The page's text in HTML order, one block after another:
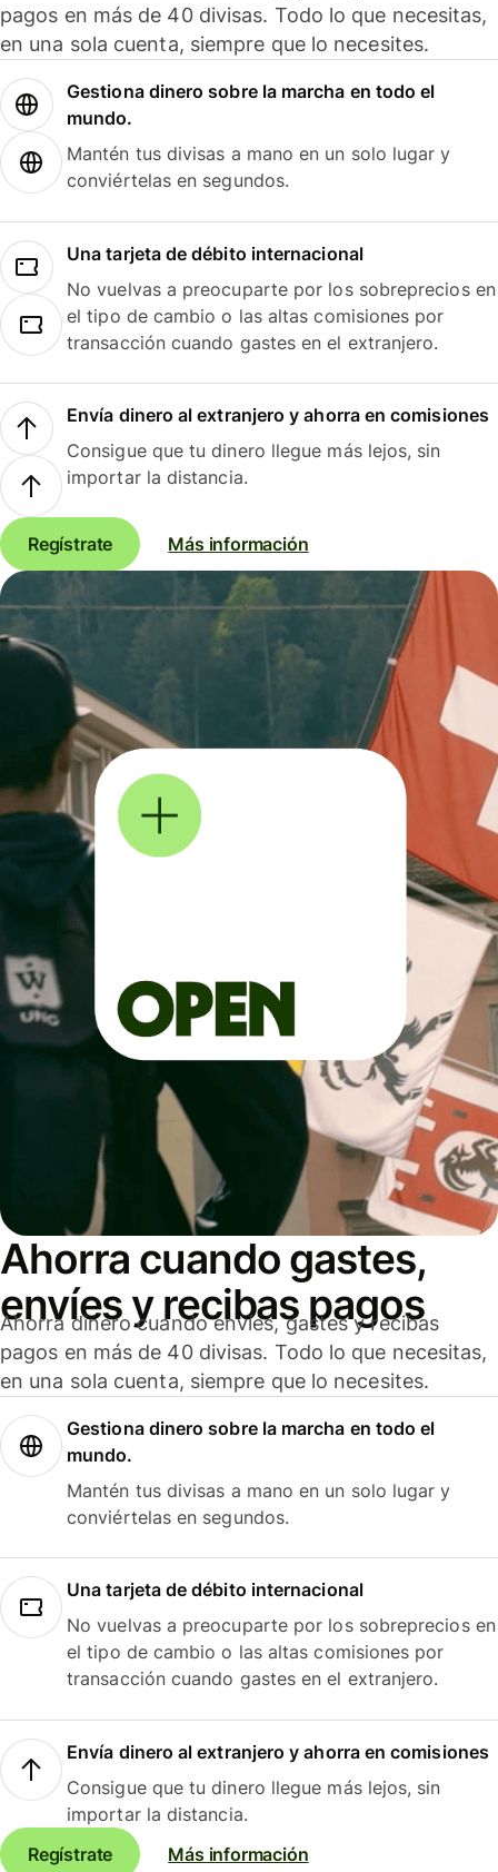
pagos en más de 40 divisas. Todo lo que necesitas,
en una sola cuenta, siempre que lo necesites.
Gestiona dinero sobre la marcha en todo el
mundo.
Mantén tus divisas a mano en un solo lugar y
conviértelas en segundos.
Una tarjeta de débito internacional
No vuelvas a preocuparte por los sobreprecios en
el tipo de cambio o las altas comisiones por
transacción cuando gastes en el extranjero.
Envía dinero al extranjero y ahorra en comisiones
Consigue que tu dinero llegue más lejos, sin
importar la distancia.
Regístrate Más información
Ahorra cuando gastes,
envíes y recibas pagos
Ahorra dinero cuando envíes, gastes y recibas
pagos en más de 40 divisas. Todo lo que necesitas,
en una sola cuenta, siempre que lo necesites.
Gestiona dinero sobre la marcha en todo el
mundo.
Mantén tus divisas a mano en un solo lugar y
conviértelas en segundos.
Una tarjeta de débito internacional
No vuelvas a preocuparte por los sobreprecios en
el tipo de cambio o las altas comisiones por
transacción cuando gastes en el extranjero.
Envía dinero al extranjero y ahorra en comisiones
Consigue que tu dinero llegue más lejos, sin
importar la distancia.
Regístrate
Más información